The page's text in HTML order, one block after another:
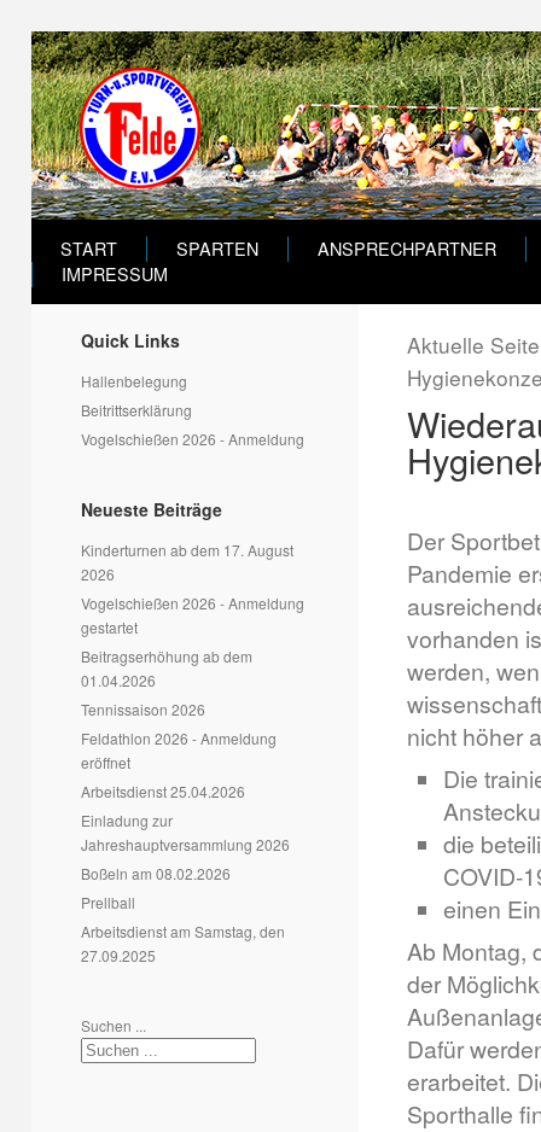
START SPARTEN
ANSPRECHPARTNER
IMPRESSUM
Quick Links
Hallenbelegung
Beitrittserklärung
Vogelschießen 2026 - Anmeldung
Neueste Beiträge
Kinderturnen ab dem 17. August
2026
Vogelschießen 2026 - Anmeldung
gestartet
Beitragserhöhung ab dem
01.04.2026
Tennissaison 2026
Feldathlon 2026 - Anmeldung
eröffnet
Arbeitsdienst 25.04.2026
Einladung zur
Jahreshauptversammlung 2026
Boßeln am 08.02.2026
Prellball
Arbeitsdienst am Samstag, den
27.09.2025
Suchen ...
Aktuelle
Der
Pandemie
vorhanden
werden,
nicht höher
Die
die
COVID-
einen
Ab Montag,
der
Dafür
erarbeitet.
Sporthalle